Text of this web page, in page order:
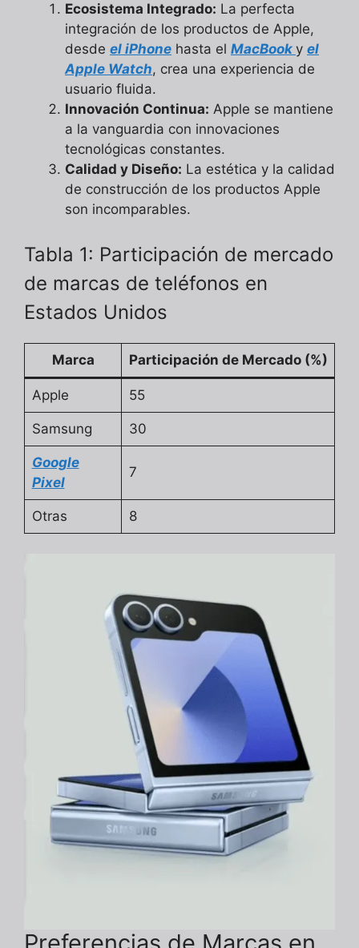
Ecosistema Integrado: La perfecta
integración de los productos de Apple,
desde el iPhone hasta el MacBook y el
Apple Watch, crea una experiencia de
usuario fluida.
Innovación Continua: Apple se mantiene
a la vanguardia con innovaciones
tecnológicas constantes.
Calidad y Diseño: La estética y la calidad
de construcción de los productos Apple
son incomparables.
Tabla 1: Participación de mercado
de marcas de teléfonos en
Estados Unidos
Marca Participación de Mercado (%)
Apple 55
Samsung 30
Google
Pixel
7
Otras 8